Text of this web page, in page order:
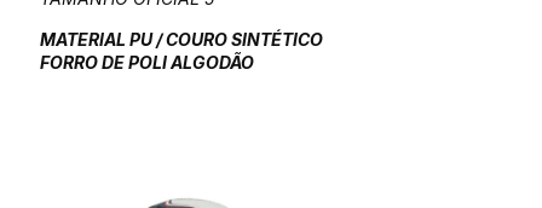
MATERIAL PU / COURO SINTÉTICO
FORRO DE POLI ALGODÃO